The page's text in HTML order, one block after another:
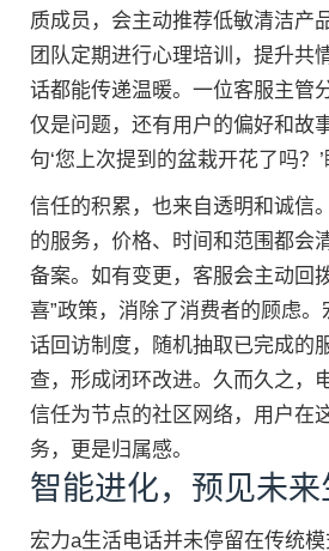
质成员，会主动推荐低敏清洁产
团队定期进行心理培训，提升共
话都能传递温暖。一位客服主管
仅是问题，还有用户的偏好和故
句‘您上次提到的盆栽开花了吗？
信任的积累，也来自透明和诚信
的服务，价格、时间和范围都会
备案。如有变更，客服会主动回
喜”政策，消除了消费者的顾虑
话回访制度，随机抽取已完成的
查，形成闭环改进。久而久之，
信任为节点的社区网络，用户在
务，更是归属感。
智能进化，预见未来
宏力a生活电话并未停留在传统